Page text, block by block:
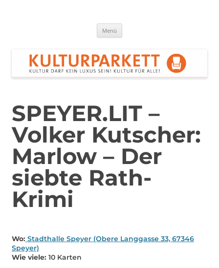
Menü
SPEYER.LIT –
Volker Kutscher:
Marlow – Der
siebte Rath-
Krimi
Wo: Stadthalle Speyer (Obere Langgasse 33, 67346
Speyer)
Wie viele: 10 Karten